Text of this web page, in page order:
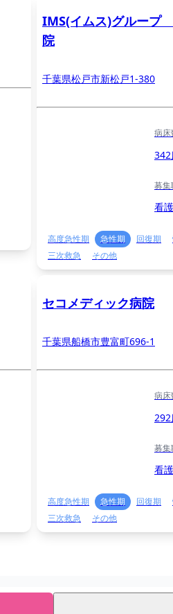
IMS(イムス)グループ
院
千葉県松戸市新松戸1-380
病床
342
募集
看
高度急性期 急性期 回復期
三次救急
その他
セコメディック病院
千葉県船橋市豊富町696-1
病床
292
募集
看
高度急性期 急性期 回復期
三次救急
その他